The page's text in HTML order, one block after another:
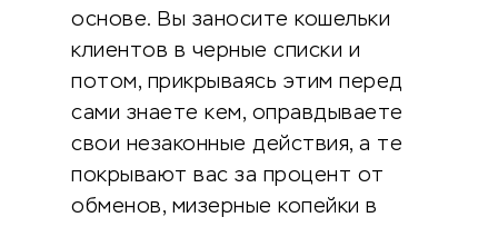
основе. Вы заносите кошельки
клиентов в черные списки и
потом, прикрываясь этим перед
сами знаете кем, оправдываете
свои незаконные действия, а те
покрывают вас за процент от
обменов, мизерные копейки в